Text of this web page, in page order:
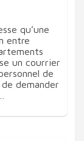
qu’une
entre
un courrier
de
demander